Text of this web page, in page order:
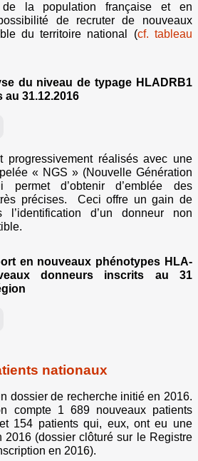
de la population française et en
de recruter de nouveaux
du territoire national (cf. tableau
du niveau de typage HLADRB1
31.12.2016
progressivement réalisés avec une
« NGS » (Nouvelle Génération
permet d’obtenir d’emblée des
précises. Ceci offre un gain de
l’identification d’un donneur non
en nouveaux phénotypes HLA-
donneurs inscrits au 31
nationaux
dossier de recherche initié en 2016.
compte 1 689 nouveaux patients
154 patients qui, eux, ont eu une
2016 (dossier clôturé sur le Registre
en 2016).